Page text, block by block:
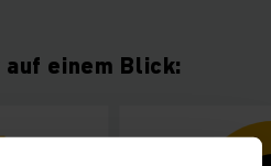
auf einem Blick: